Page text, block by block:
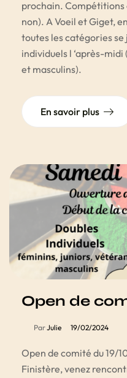
prochain. Compétitions
non). A Voeil et Giget,
toutes les catégories
individuels l ‘après-
et masculins).
En savoir plus
Open de
ParJulie 19/02/2024
Open de comité du 19/
Finistère, venez